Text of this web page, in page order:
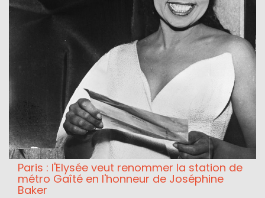
Paris : l'Elysée veut renommer la station de
métro Gaîté en l'honneur de Joséphine
Baker